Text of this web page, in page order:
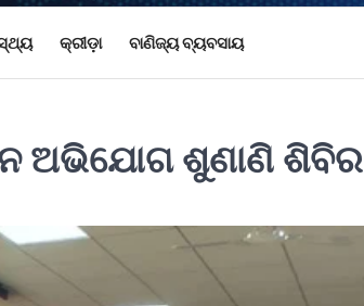
କ୍ରୀଡ଼ା ବାଣିଜ୍ୟ ବ୍ୟବସାୟ
ଅଭିଯୋଗ ଶୁଣାଣି ଶିବିର